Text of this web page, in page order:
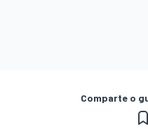
Comparte o